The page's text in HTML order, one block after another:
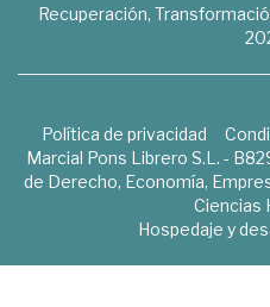
Recuperación,
Política de privacidad
Marcial Pons Librero S.L. -
de Derecho, Economía,
Ciencias
Hospedaje y